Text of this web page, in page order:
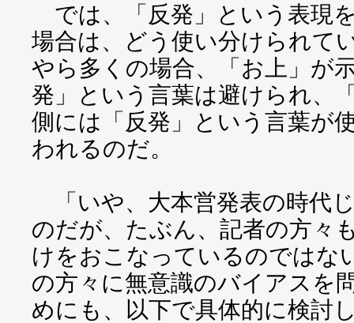
では、「反発」という表現
場合は、どう使い分けられて
やら多くの場合、「お上」が
発」という言葉は避けられ、
側には「反発」という言葉が
われるのだ。
「いや、大本営発表の時代
のだが、たぶん、記者の方々
けをおこなっているのではな
の方々に無意識のバイアスを
めにも、以下で具体的に検討